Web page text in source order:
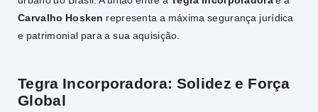
Carvalho Hosken representa a máxima segurança jurídica
e patrimonial para a sua aquisição.
Tegra Incorporadora: Solidez e Força
Global